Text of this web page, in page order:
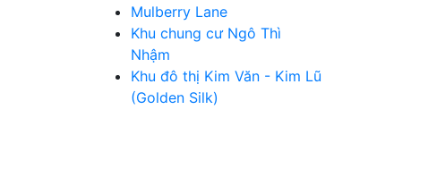
Mulberry Lane
Khu chung cư Ngô Thì
Nhậm
Khu đô thị Kim Văn - Kim Lũ
(Golden Silk)